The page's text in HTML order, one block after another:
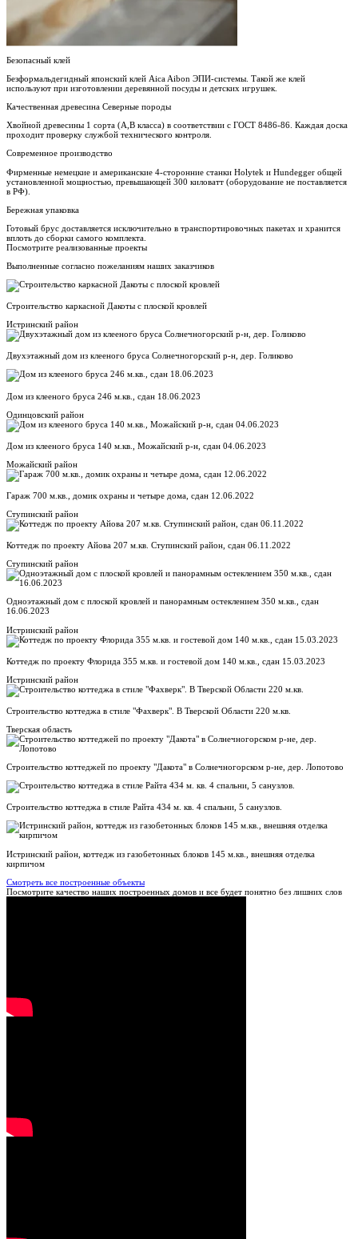
Безопасный клей
Безформальдегидный японский клей Aica Aibon ЭПИ-системы. Такой же клей
используют при изготовлении деревянной посуды и детских игрушек.
Качественная древесина Северные породы
Хвойной древесины 1 сорта (А,В класса) в соответствии с ГОСТ 8486-86. Каждая доска
проходит проверку службой технического контроля.
Современное производство
Фирменные немецкие и американские 4-сторонние станки Holytek и Hundegger общей
установленной мощностью, превышающей 300 киловатт (оборудование не поставляется
в РФ).
Бережная упаковка
Готовый брус доставляется исключительно в транспортировочных пакетах и хранится
вплоть до сборки самого комплекта.
Посмотрите реализованные проекты
Выполненные согласно пожеланиям наших заказчиков
Строительство каркасной Дакоты с плоской кровлей
Истринский район
Двухэтажный дом из клееного бруса Солнечногорский р-н, дер. Голиково
Дом из клееного бруса 246 м.кв., сдан 18.06.2023
Одинцовский район
Дом из клееного бруса 140 м.кв., Можайский р-н, сдан 04.06.2023
Можайский район
Гараж 700 м.кв., домик охраны и четыре дома, сдан 12.06.2022
Ступинский район
Коттедж по проекту Айова 207 м.кв. Ступинский район, сдан 06.11.2022
Ступинский район
Одноэтажный дом с плоской кровлей и панорамным остеклением 350 м.кв., сдан
16.06.2023
Истринский район
Коттедж по проекту Флорида 355 м.кв. и гостевой дом 140 м.кв., сдан 15.03.2023
Истринский район
Строительство коттеджа в стиле "Фахверк". В Тверской Области 220 м.кв.
Тверская область
Строительство коттеджей по проекту "Дакота" в Солнечногорском р-не, дер. Лопотово
Строительство коттеджа в стиле Райта 434 м. кв. 4 спальни, 5 санузлов.
Истринский район, коттедж из газобетонных блоков 145 м.кв., внешняя отделка
кирпичом
Смотреть все построенные объекты
Посмотрите качество наших построенных домов и все будет понятно без лишних слов